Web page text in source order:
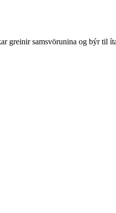
greinir samsvörunina og býr